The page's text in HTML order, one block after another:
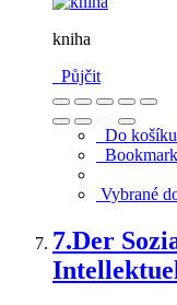
kniha
Půjčit
Do košíku
Bookmark
Vybrané
7.Der